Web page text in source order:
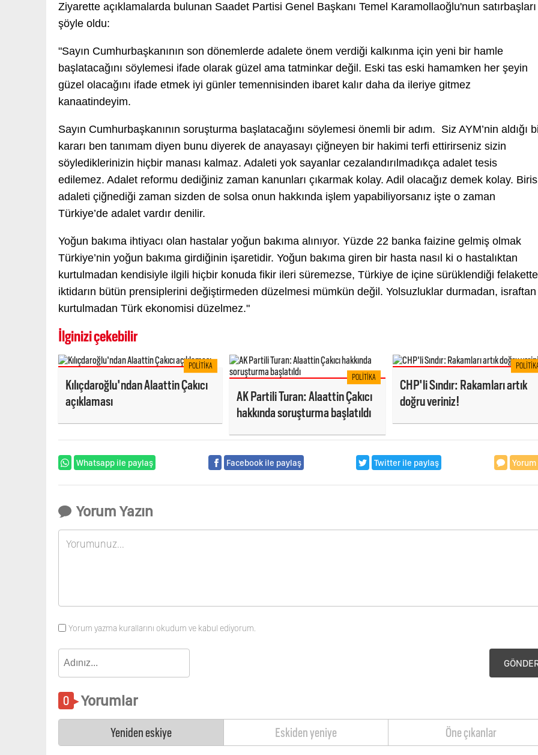
Ziyarette açıklamalarda bulunan Saadet Partisi Genel Başkanı Temel Karamollaoğlu'nun satırbaşları
şöyle oldu:
"Sayın Cumhurbaşkanının son dönemlerde adalete önem verdiği kalkınma için yeni bir hamle
başlatacağını söylemesi ifade olarak güzel ama tatminkar değil. Eski tas eski hamamken her şeyin
güzel olacağını ifade etmek iyi günler temennisinden ibaret kalır daha da ileriye gitmez
kanaatindeyim.
Sayın Cumhurbaşkanının soruşturma başlatacağını söylemesi önemli bir adım. Siz AYM’nin aldığı
kararı ben tanımam diyen bunu diyerek de anayasayı çiğneyen bir hakimi terfi ettirirseniz sizin
söylediklerinizin hiçbir manası kalmaz. Adaleti yok sayanlar cezalandırılmadıkça adalet tesis
edilemez. Adalet reformu dediğiniz zaman kanunları çıkarmak kolay. Adil olacağız demek kolay.
adaleti çiğnediği zaman sizden de solsa onun hakkında işlem yapabiliyorsanız işte o zaman
Türkiye’de adalet vardır denilir.
Yoğun bakıma ihtiyacı olan hastalar yoğun bakıma alınıyor. Yüzde 22 banka faizine gelmiş olmak
Türkiye’nin yoğun bakıma girdiğinin işaretidir. Yoğun bakıma giren bir hasta nasıl ki o hastalıktan
kurtulmadan kendisiyle ilgili hiçbir konuda fikir ileri süremezse, Türkiye de içine sürüklendiği
iktidarın bütün prensiplerini değiştirmeden düzelmesi mümkün değil. Yolsuzluklar durmadan, israftan
kurtulmadan Türk ekonomisi düzelmez."
İlginizi çekebilir
POLITIKA
Kılıçdaroğlu'ndan Alaattin Çakıcı
açıklaması
POLITIKA
AK Partili Turan: Alaattin Çakıcı
hakkında soruşturma başlatıldı
CHP'li Sındır: Rakamları artık
doğru veriniz!
Whatsapp ile paylaş Facebook ile paylaş Twitter ile paylaş Yorum
Yorum Yazın
Yorum yazma kurallarını okudum ve kabul ediyorum.
Yorumlar
Yeniden eskiye Eskiden yeniye Öne çıkanlar